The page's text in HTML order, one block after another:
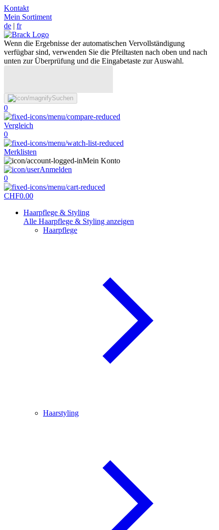
Kontakt
Mein Sortiment
de | fr
Wenn die Ergebnisse der automatischen Vervollständigung
verfügbar sind, verwenden Sie die Pfeiltasten nach oben und nach
unten zur Überprüfung und die Eingabetaste zur Auswahl.
Suchen
0
Vergleich
0
Merklisten
Mein Konto
Anmelden
0
CHF0.00
Haarpflege & Styling
Alle Haarpflege & Styling anzeigen
Haarpflege
Haarstyling